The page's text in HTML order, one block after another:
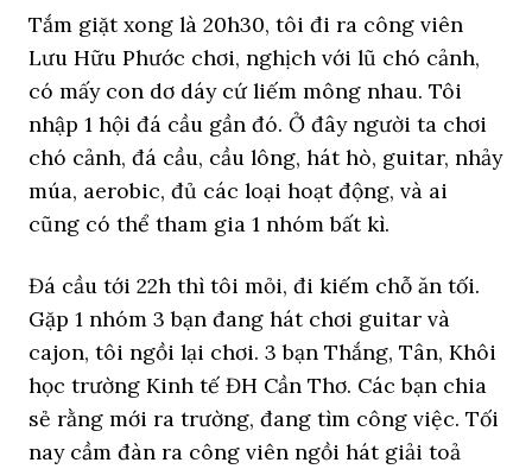
Tắm giặt xong là 20h30, tôi đi ra công viên
Lưu Hữu Phước chơi, nghịch với lũ chó cảnh,
có mấy con dơ dáy cứ liếm mông nhau. Tôi
nhập 1 hội đá cầu gần đó. Ở đây người ta chơi
chó cảnh, đá cầu, cầu lông, hát hò, guitar, nhảy
múa, aerobic, đủ các loại hoạt động, và ai
cũng có thể tham gia 1 nhóm bất kì.
Đá cầu tới 22h thì tôi mỏi, đi kiếm chỗ ăn tối.
Gặp 1 nhóm 3 bạn đang hát chơi guitar và
cajon, tôi ngồi lại chơi. 3 bạn Thắng, Tân, Khôi
học trường Kinh tế ĐH Cần Thơ. Các bạn chia
sẻ rằng mới ra trường, đang tìm công việc. Tối
nay cầm đàn ra công viên ngồi hát giải toả